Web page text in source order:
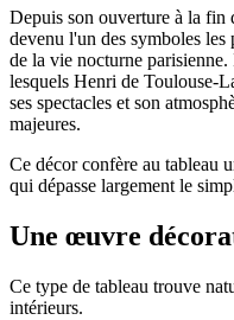
Depuis son ouverture à la fin
devenu l'un des symboles
de la vie nocturne
lesquels Henri de Toulouse-
ses spectacles et son
majeures.
Ce décor confère au tableau
qui dépasse largement le
Une œuvre
Ce type de tableau trouve
intérieurs.